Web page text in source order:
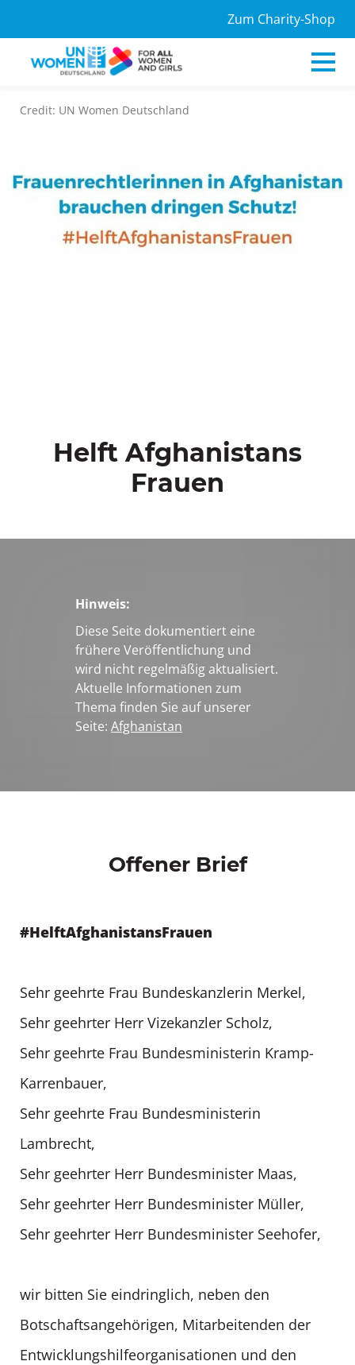
Zum Charity-Shop
Credit: UN Women Deutschland
Helft Afghanistans
Frauen
Hinweis:
Diese Seite dokumentiert eine
frühere Veröffentlichung und
wird nicht regelmäßig aktualisiert.
Aktuelle Informationen zum
Thema finden Sie auf unserer
Seite: Afghanistan
Offener Brief
#HelftAfghanistansFrauen
Sehr geehrte Frau Bundeskanzlerin Merkel,
Sehr geehrter Herr Vizekanzler Scholz,
Sehr geehrte Frau Bundesministerin Kramp-
Karrenbauer,
Sehr geehrte Frau Bundesministerin
Lambrecht,
Sehr geehrter Herr Bundesminister Maas,
Sehr geehrter Herr Bundesminister Müller,
Sehr geehrter Herr Bundesminister Seehofer,
wir bitten Sie eindringlich, neben den
Botschaftsangehörigen, Mitarbeitenden der
Entwicklungshilfeorganisationen und den